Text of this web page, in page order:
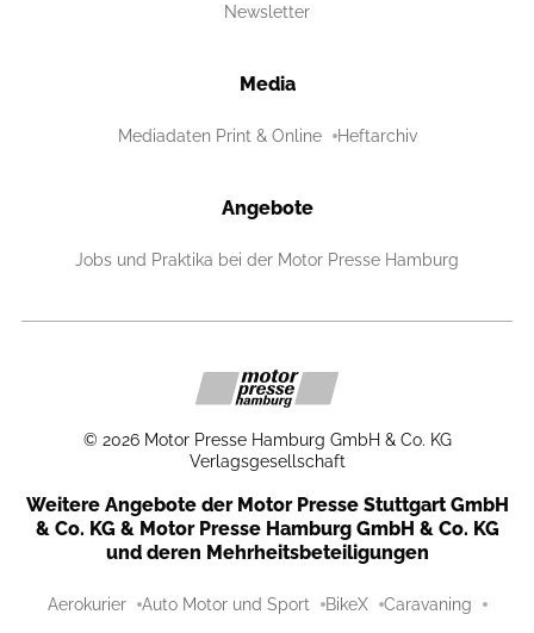
Newsletter
Media
Mediadaten Print & Online Heftarchiv
Angebote
Jobs und Praktika bei der Motor Presse Hamburg
© 2026 Motor Presse Hamburg GmbH & Co. KG
Verlagsgesellschaft
Weitere Angebote der Motor Presse Stuttgart GmbH
& Co. KG & Motor Presse Hamburg GmbH & Co. KG
und deren Mehrheitsbeteiligungen
Aerokurier Auto Motor und Sport BikeX Caravaning